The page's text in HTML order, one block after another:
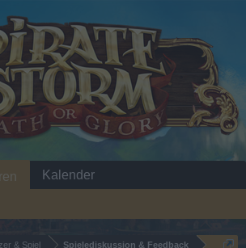
& Spiel Spielediskussion & Feedback
Kalender